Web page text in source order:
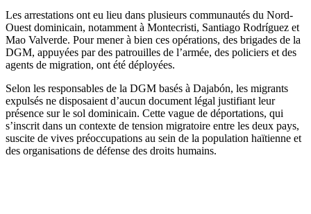
Les arrestations ont eu lieu dans plusieurs communautés du Nord-
Ouest dominicain, notamment à Montecristi, Santiago Rodríguez et
Mao Valverde. Pour mener à bien ces opérations, des brigades de la
DGM, appuyées par des patrouilles de l’armée, des policiers et des
agents de migration, ont été déployées.
Selon les responsables de la DGM basés à Dajabón, les migrants
expulsés ne disposaient d’aucun document légal justifiant leur
présence sur le sol dominicain. Cette vague de déportations, qui
s’inscrit dans un contexte de tension migratoire entre les deux pays,
suscite de vives préoccupations au sein de la population haïtienne et
des organisations de défense des droits humains.